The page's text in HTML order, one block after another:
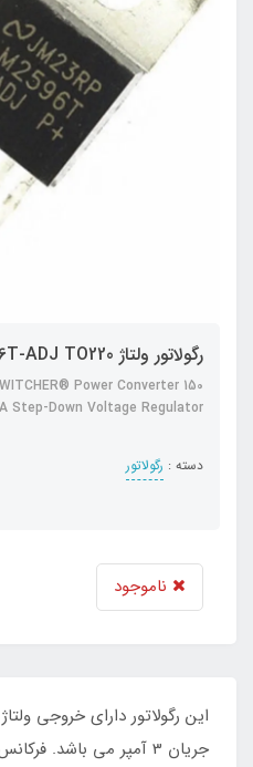
رگولاتور ولتاژ LM2596T-ADJ TO220
Power Converter 150
Step-Down Voltage Regulator
دسته : رگولاتور
ناموجود
این رگولاتور دارای خروجی